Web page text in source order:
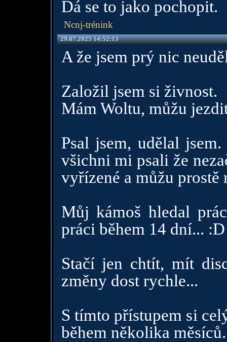
Dá se to jako pochopit.
Ncnj-trénink
29.07.2025 14:52:13
A že jsem prý nic
Založil jsem si živnost.
Mám Woltu, můžu
Psal jsem, udělal
všichni mi psali že
vyřízené a můžu prostě
Můj kámoš hledal
práci během 14 dní... :D
Stačí jen chtít, mít
změny dost rychle...
S tímto přístupem si
během několika měsíců.